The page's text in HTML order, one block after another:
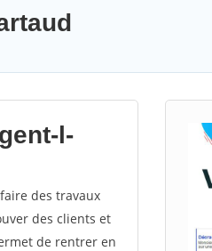
l-
des travaux
des clients et
de rentrer en